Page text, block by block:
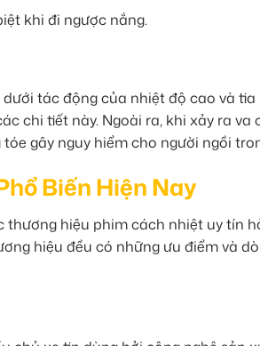
khi đi ngược nắng.
tác động của nhiệt độ cao và tia
chi tiết này. Ngoài ra, khi xảy ra va
gây nguy hiểm cho người ngồi
Biến Hiện Nay
hiệu phim cách nhiệt uy tín
hiệu đều có những ưu điểm và